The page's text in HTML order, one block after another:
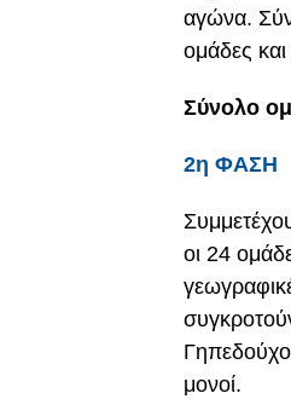
αγώνα.
ομάδες
Σύνολο
2η ΦΑΣΗ
οι 24
μονοί.